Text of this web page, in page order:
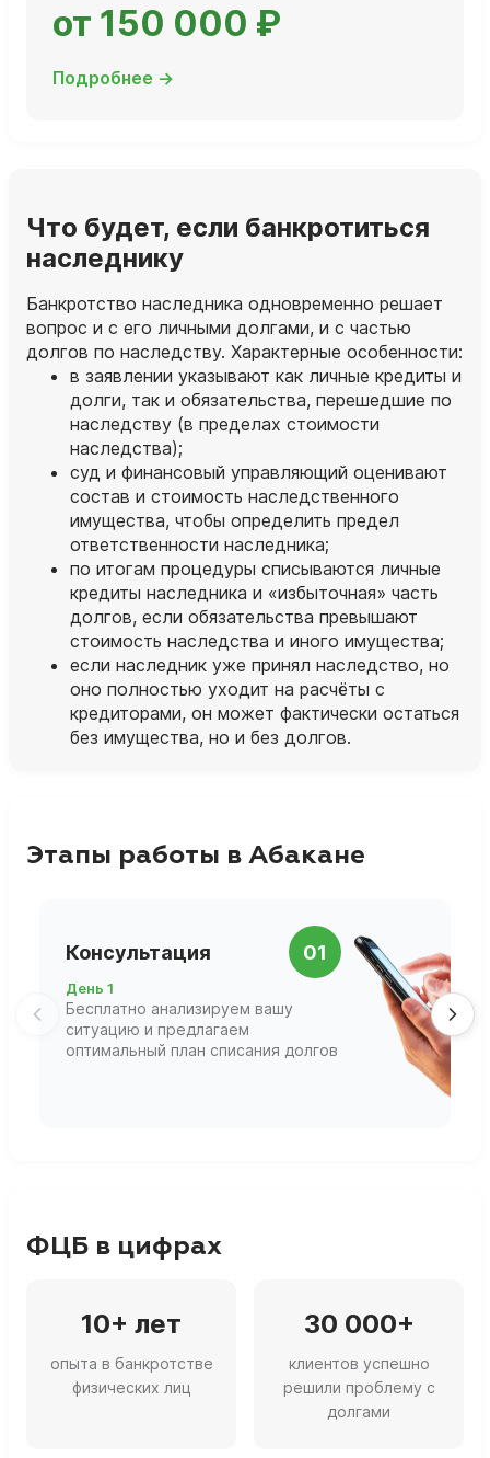
от 150 000 ₽
Подробнее →
Что будет, если банкротиться
наследнику
Банкротство наследника одновременно решает
вопрос и с его личными долгами, и с частью
долгов по наследству. Характерные особенности:
в заявлении указывают как личные кредиты и
долги, так и обязательства, перешедшие по
наследству (в пределах стоимости
наследства);
суд и финансовый управляющий оценивают
состав и стоимость наследственного
имущества, чтобы определить предел
ответственности наследника;
по итогам процедуры списываются личные
кредиты наследника и «избыточная» часть
долгов, если обязательства превышают
стоимость наследства и иного имущества;
если наследник уже принял наследство, но
оно полностью уходит на расчёты с
кредиторами, он может фактически остаться
без имущества, но и без долгов.
Этапы работы в Абакане
Консультация 01
День 1
Бесплатно анализируем вашу
ситуацию и предлагаем
оптимальный план списания долгов
ФЦБ в цифрах
10+ лет
опыта в банкротстве
физических лиц
30 000+
клиентов успешно
решили проблему с
долгами